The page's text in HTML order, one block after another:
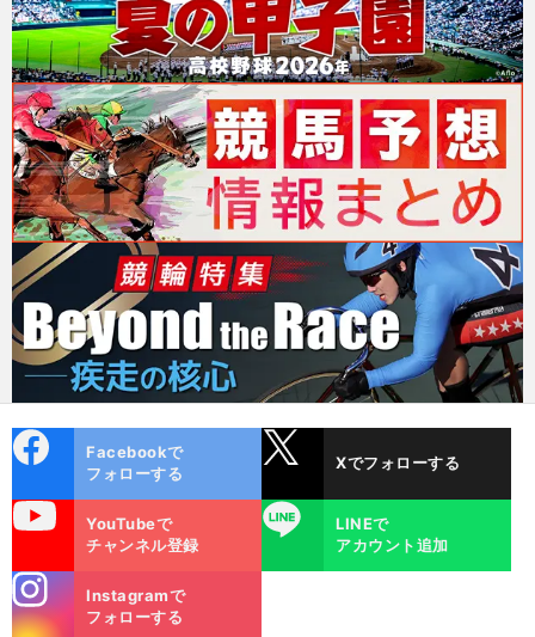
ok
Facebookで
フォローする
Xでフォローする
YouTubeで
チャンネル登録
LINE
LINEで
アカウント追加
m
Instagramで
フォローする